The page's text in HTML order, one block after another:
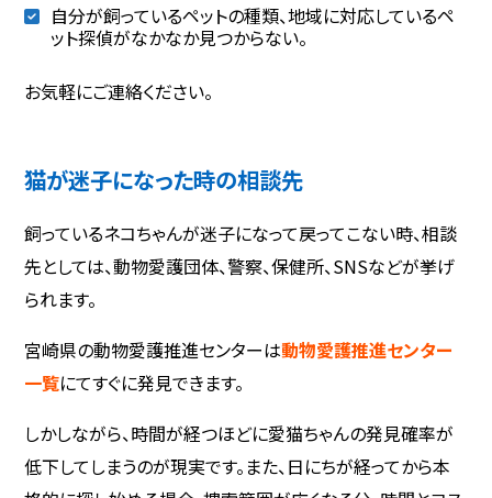
自分が飼っているペットの種類、地域に対応しているペ
ット探偵がなかなか見つからない。
お気軽にご連絡ください。
猫が迷子になった時の相談先
飼っているネコちゃんが迷子になって戻ってこない時、相談
先としては、動物愛護団体、警察、保健所、SNSなどが挙げ
られます。
宮崎県の動物愛護推進センターは動物愛護推進センター
一覧にてすぐに発見できます。
しかしながら、時間が経つほどに愛猫ちゃんの発見確率が
低下してしまうのが現実です。また、日にちが経ってから本